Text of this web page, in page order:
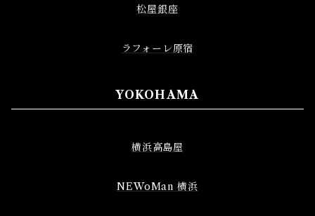
松屋銀座
ラフォーレ原宿
YOKOHAMA
横浜高島屋
NEWoMan 横浜